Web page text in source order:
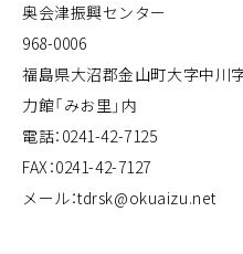
奥会津振興センター
968-0006
福島県大沼郡金山町大字中
力館「みお里」内
電話：0241-42-7125
FAX：0241-42-7127
メール：tdrsk@okuaizu.net